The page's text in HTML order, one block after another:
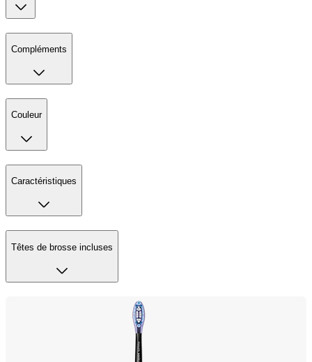
Compléments
Couleur
Caractéristiques
Têtes de brosse incluses